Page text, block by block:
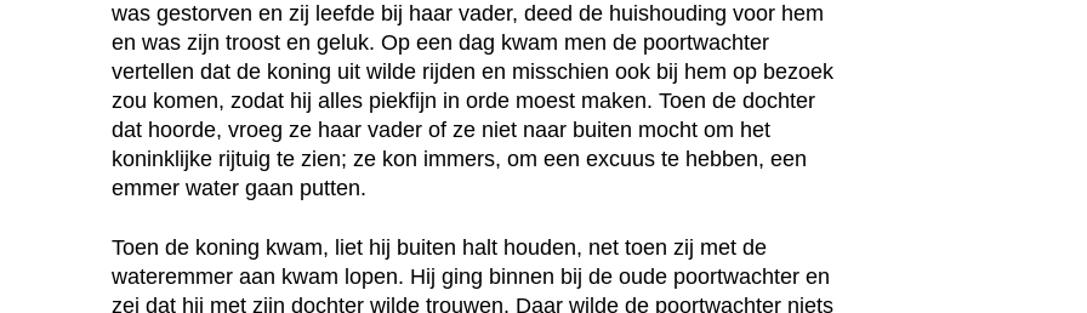
was gestorven en zij leefde bij haar vader, deed de huishouding voor hem
en was zijn troost en geluk. Op een dag kwam men de poortwachter
vertellen dat de koning uit wilde rijden en misschien ook bij hem op bezoek
zou komen, zodat hij alles piekfijn in orde moest maken. Toen de dochter
dat hoorde, vroeg ze haar vader of ze niet naar buiten mocht om het
koninklijke rijtuig te zien; ze kon immers, om een excuus te hebben, een
emmer water gaan putten.
Toen de koning kwam, liet hij buiten halt houden, net toen zij met de
wateremmer aan kwam lopen. Hij ging binnen bij de oude poortwachter en
zei dat hij met zijn dochter wilde trouwen. Daar wilde de poortwachter niets